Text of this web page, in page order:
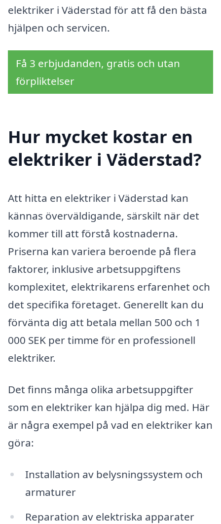
elektriker i Väderstad för att få den bästa
hjälpen och servicen.
Få 3 erbjudanden, gratis och utan
förpliktelser
Hur mycket kostar en
elektriker i Väderstad?
Att hitta en elektriker i Väderstad kan
kännas överväldigande, särskilt när det
kommer till att förstå kostnaderna.
Priserna kan variera beroende på flera
faktorer, inklusive arbetsuppgiftens
komplexitet, elektrikarens erfarenhet och
det specifika företaget. Generellt kan du
förvänta dig att betala mellan 500 och 1
000 SEK per timme för en professionell
elektriker.
Det finns många olika arbetsuppgifter
som en elektriker kan hjälpa dig med. Här
är några exempel på vad en elektriker kan
göra:
Installation av belysningssystem och
armaturer
Reparation av elektriska apparater